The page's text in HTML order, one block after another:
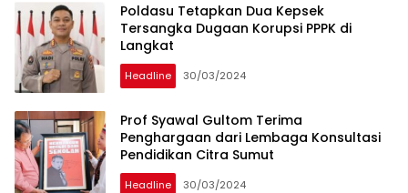
Poldasu Tetapkan Dua Kepsek
Tersangka Dugaan Korupsi PPPK di
Langkat
Headline 30/03/2024
Prof Syawal Gultom Terima
Penghargaan dari Lembaga Konsultasi
Pendidikan Citra Sumut
Headline 30/03/2024